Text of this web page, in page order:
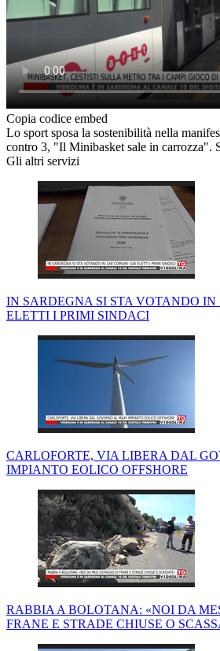
Copia codice embed
Lo sport sposa la sostenibilità nella
contro 3, "Il Minibasket sale in carrozza".
Gli altri servizi
IN SARDEGNA SI STA VOTANDO IN
ELETTI I PRIMI SINDACI
CARLOFORTE, VIA LIBERA DAL
IMPIANTO EOLICO OFFSHORE
RABBIA A BOLOTANA: «NOI DA
FRANE E STRADE CHIUSE O